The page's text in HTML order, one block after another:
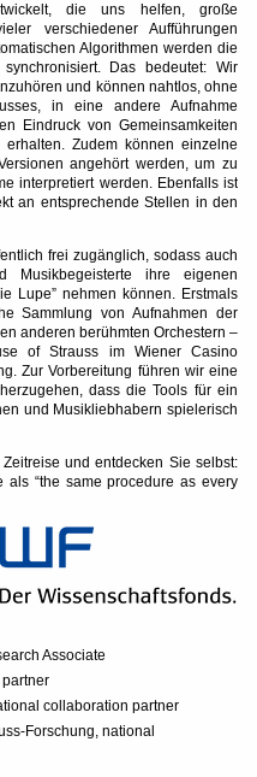
die uns helfen, große
verschiedener Aufführungen
Algorithmen werden die
Das bedeutet: Wir
und können nahtlos, ohne
in eine andere Aufnahme
Eindruck von Gemeinsamkeiten
Zudem können einzelne
angehört werden, um zu
interpretiert werden. Ebenfalls ist
an entsprechende Stellen in den
frei zugänglich, sodass auch
Musikbegeisterte ihre eigenen
Lupe” nehmen können. Erstmals
Sammlung von Aufnahmen der
anderen berühmten Orchestern –
of Strauss im Wiener Casino
Zur Vorbereitung führen wir eine
dass die Tools für ein
und Musikliebhabern spielerisch
und entdecken Sie selbst:
“the same procedure as every
Associate
collaboration partner
Forschung, national